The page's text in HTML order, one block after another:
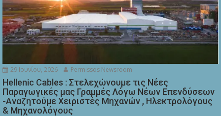
29 Ιουνίου, 2026 Permissos Newsroom
Hellenic Cables : Στελεχώνουμε τις Νέες
Παραγωγικές μας Γραμμές Λόγω Νέων Επενδύσεων
-Αναζητούμε Χειριστές Μηχανών , Ηλεκτρολόγους
& Μηχανολόγους